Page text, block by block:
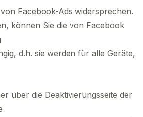
Facebook-Ads widersprechen.
können Sie die von Facebook
d.h. sie werden für alle Geräte,
über die Deaktivierungsseite der